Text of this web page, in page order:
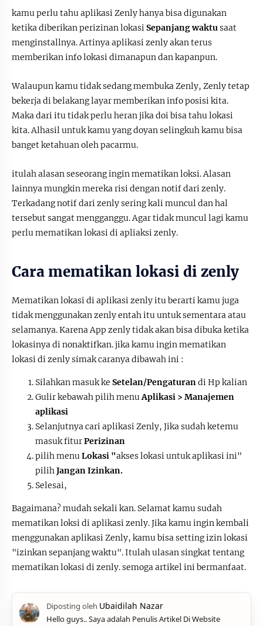
kamu perlu tahu aplikasi Zenly hanya bisa digunakan
ketika diberikan perizinan lokasiSepanjang waktusaat
menginstallnya. Artinya aplikasi zenly akan terus
memberikan info lokasi dimanapun dan kapanpun.
Walaupun kamu tidak sedang membuka Zenly, Zenly tetap
bekerja di belakang layar memberikan info posisi kita.
Maka dari itu tidak perlu heran jika doi bisa tahu lokasi
kita. Alhasil untuk kamu yang doyan selingkuh kamu bisa
banget ketahuan oleh pacarmu.
itulah alasan seseorang ingin mematikan loksi. Alasan
lainnya mungkin mereka risi dengan notif dari zenly.
Terkadang notif dari zenly sering kali muncul dan hal
tersebut sangat mengganggu. Agar tidak muncul lagi kamu
perlu mematikan lokasi di apliaksi zenly.
Cara mematikan lokasi di zenly
Mematikan lokasi di aplikasi zenly itu berarti kamu juga
tidak menggunakan zenly entah itu untuk sementara atau
selamanya. Karena App zenly tidak akan bisa dibuka ketika
lokasinya di nonaktifkan. jika kamu ingin mematikan
lokasi di zenly simak caranya dibawah ini :
Silahkan masuk ke Setelan/Pengaturan di Hp kalian
Gulir kebawah pilih menu Aplikasi > Manajemen
aplikasi
Selanjutnya cari aplikasi Zenly, Jika sudah ketemu
masuk fiturPerizinan
pilih menu Lokasi "akses lokasi untuk aplikasi ini"
pilih Jangan Izinkan.
Selesai,
Bagaimana? mudah sekali kan. Selamat kamu sudah
mematikan loksi di aplikasi zenly. Jika kamu ingin kembali
menggunakan aplikasi Zenly, kamu bisa setting izin lokasi
"izinkan sepanjang waktu". Itulah ulasan singkat tentang
mematikan lokasi di zenly. semoga artikel ini bermanfaat.
Hello guys.. Saya adalah Penulis Artikel Di Website